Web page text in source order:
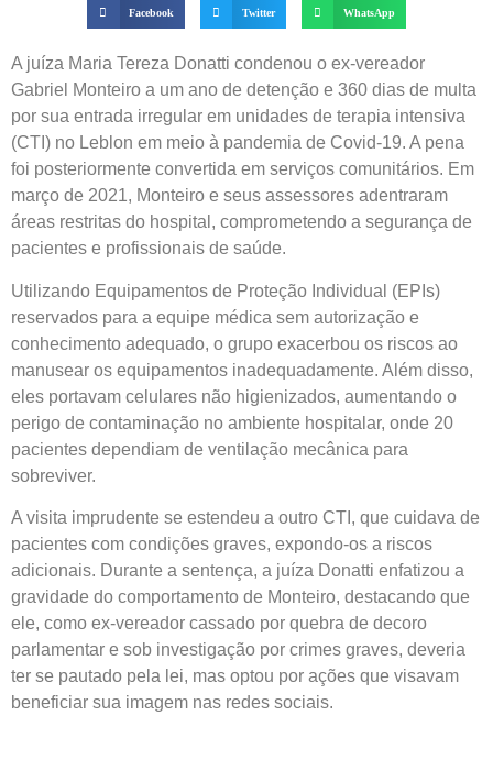
Facebook Twitter WhatsApp
A juíza Maria Tereza Donatti condenou o ex-vereador
Gabriel Monteiro a um ano de detenção e 360 dias de multa
por sua entrada irregular em unidades de terapia intensiva
(CTI) no Leblon em meio à pandemia de Covid-19. A pena
foi posteriormente convertida em serviços comunitários. Em
março de 2021, Monteiro e seus assessores adentraram
áreas restritas do hospital, comprometendo a segurança de
pacientes e profissionais de saúde.
Utilizando Equipamentos de Proteção Individual (EPIs)
reservados para a equipe médica sem autorização e
conhecimento adequado, o grupo exacerbou os riscos ao
manusear os equipamentos inadequadamente. Além disso,
eles portavam celulares não higienizados, aumentando o
perigo de contaminação no ambiente hospitalar, onde 20
pacientes dependiam de ventilação mecânica para
sobreviver.
A visita imprudente se estendeu a outro CTI, que cuidava de
pacientes com condições graves, expondo-os a riscos
adicionais. Durante a sentença, a juíza Donatti enfatizou a
gravidade do comportamento de Monteiro, destacando que
ele, como ex-vereador cassado por quebra de decoro
parlamentar e sob investigação por crimes graves, deveria
ter se pautado pela lei, mas optou por ações que visavam
beneficiar sua imagem nas redes sociais.